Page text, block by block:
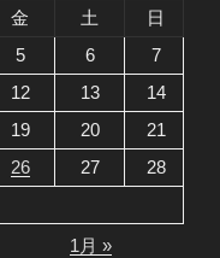
金 土
日
5 6
7
12 13
14
19 20
21
26 27
28
1月 »